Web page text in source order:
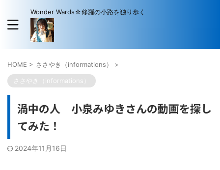
Wonder Wards☆修羅の小路を独り歩く
HOME > ささやき（informations） >
ささやき（informations）
渦中の人 小泉みゆきさんの動画を探し
てみた！
2024年11月16日